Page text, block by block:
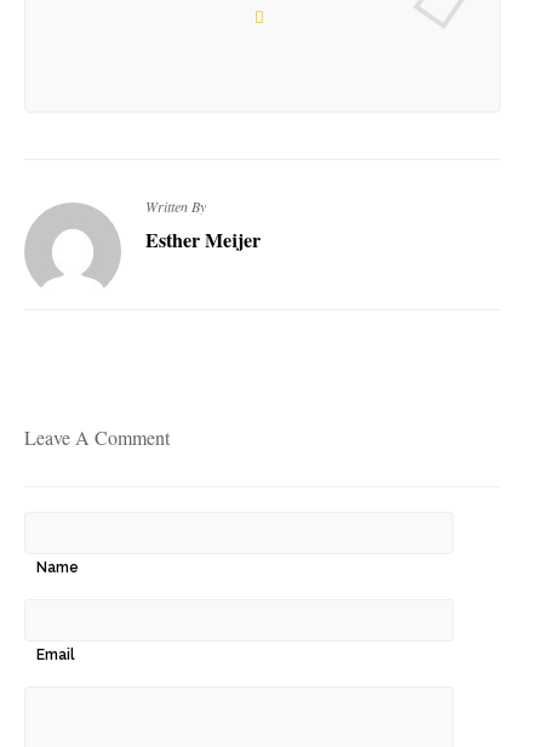
Written By
Esther Meijer
Leave A Comment
Name
Email